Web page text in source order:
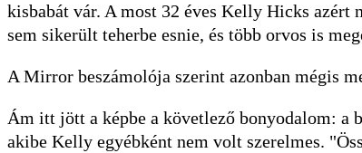
kisbabát vár. A most 32 éves Kelly Hicks azért
sem sikerült teherbe esnie, és több orvos is
A Mirror beszámolója szerint azonban mégis
Ám itt jött a képbe a követlező bonyodalom: a
akibe Kelly egyébként nem volt szerelmes.